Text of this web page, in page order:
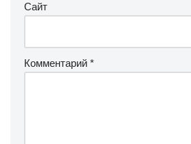
Сайт
Комментарий *